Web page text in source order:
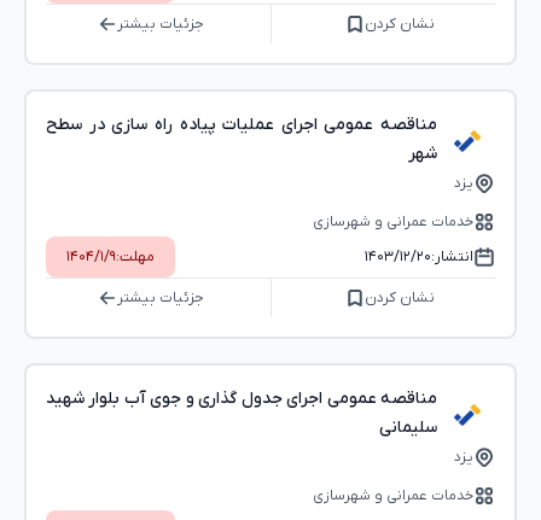
نشان کردن جزئیات بیشتر
مناقصه عمومی اجرای عملیات پیاده راه سازی در سطح
شهر
یزد
خدمات عمرانی و شهرسازی
انتشار:۱۴۰۳/۱۲/۲۰ مهلت:۱۴۰۴/۱/۹
نشان کردن جزئیات بیشتر
مناقصه عمومی اجرای جدول گذاری و جوی آب بلوار شهید
سلیمانی
یزد
خدمات عمرانی و شهرسازی